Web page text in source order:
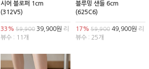
시어 블로퍼 1cm
(312V5)
33% 59,90039,900원 리
뷰수 : 11개
블루밍 샌들 6cm
(625C6)
17% 59,90049,900원 리
뷰수 : 25개